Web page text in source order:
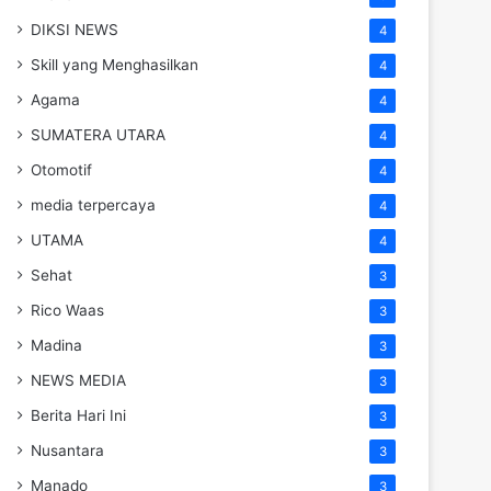
DIKSI NEWS 4
Skill yang Menghasilkan 4
Agama 4
SUMATERA UTARA 4
Otomotif 4
media terpercaya 4
UTAMA 4
Sehat 3
Rico Waas 3
Madina 3
NEWS MEDIA 3
Berita Hari Ini 3
Nusantara 3
Manado 3